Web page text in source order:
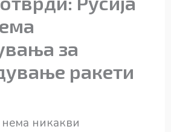
за
ракети
нема никакви